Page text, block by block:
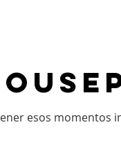
esos momentos